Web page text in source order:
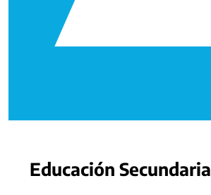
Educación Secundaria